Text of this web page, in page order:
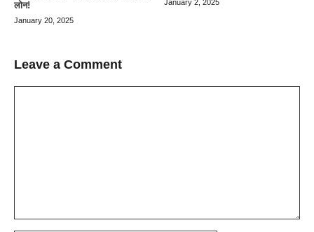
लोन!
January 20, 2025
January 2, 2025
Leave a Comment